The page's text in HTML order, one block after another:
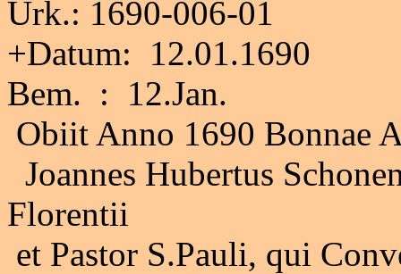
Urk.: 1690-006-01
+Datum: 12.01.1690
Bem. : 12.Jan.
Obiit Anno 1690 Bonnae
Joannes Hubertus
Florentii
et Pastor S.Pauli, qui